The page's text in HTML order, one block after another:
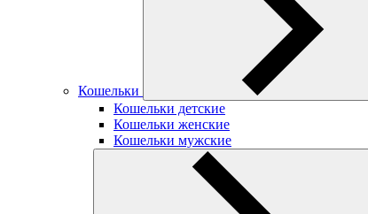
Кошельки
Кошельки детские
Кошельки женские
Кошельки мужские